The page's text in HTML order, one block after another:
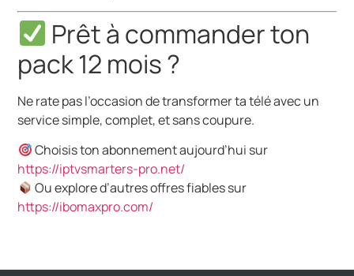
Prêt à commander ton
pack 12 mois ?
Ne rate pas l’occasion de transformer ta télé avec un
service simple, complet, et sans coupure.
Choisis ton abonnement aujourd’hui sur
https://iptvsmarters-pro.net/
Ou explore d’autres offres fiables sur
https://ibomaxpro.com/